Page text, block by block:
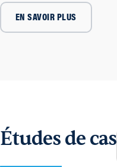
EN SAVOIR PLUS
Études de cas